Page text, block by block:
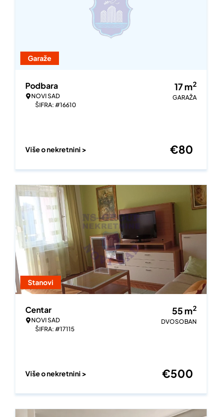
Garaže
Podbara
NOVI SAD
ŠIFRA: #16610
17m2
GARAŽA
Više o nekretnini > €80
Stanovi
Centar
NOVI SAD
ŠIFRA: #17115
55m2
DVOSOBAN
Više o nekretnini > €500